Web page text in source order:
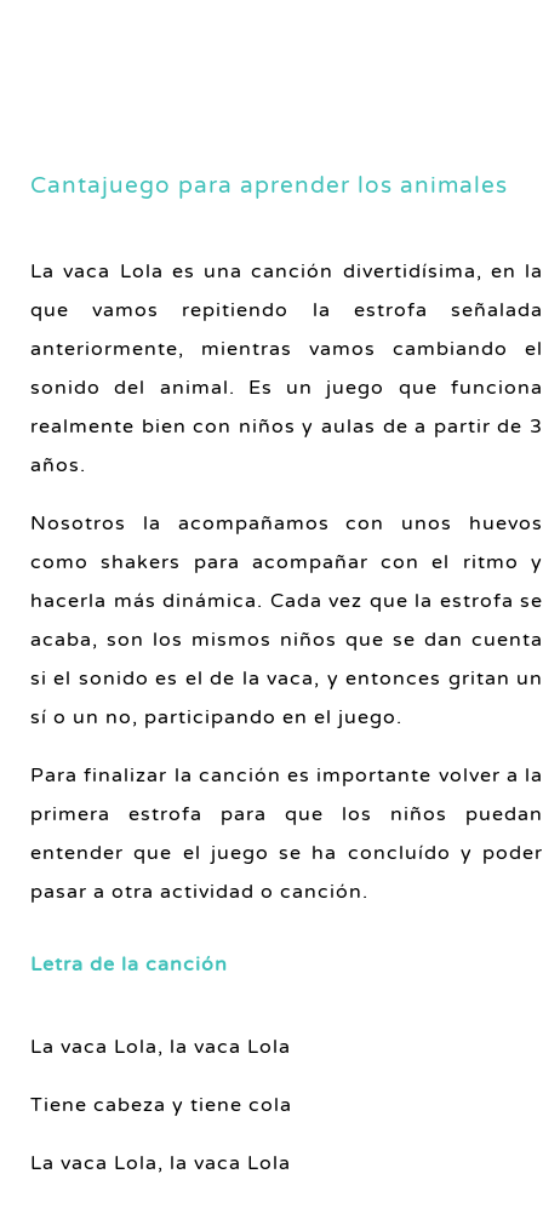
Cantajuego para aprender los animales
La vaca Lola es una canción divertidísima, en la
que vamos repitiendo la estrofa señalada
anteriormente, mientras vamos cambiando el
sonido del animal. Es un juego que funciona
realmente bien con niños y aulas de a partir de 3
años.
Nosotros la acompañamos con unos huevos
como shakers para acompañar con el ritmo y
hacerla más dinámica. Cada vez que la estrofa se
acaba, son los mismos niños que se dan cuenta
si el sonido es el de la vaca, y entonces gritan un
sí o un no, participando en el juego.
Para finalizar la canción es importante volver a la
primera estrofa para que los niños puedan
entender que el juego se ha concluído y poder
pasar a otra actividad o canción.
Letra de la canción
La vaca Lola, la vaca Lola
Tiene cabeza y tiene cola
La vaca Lola, la vaca Lola